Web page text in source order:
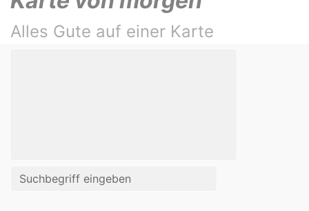
Alles Gute auf einer Karte